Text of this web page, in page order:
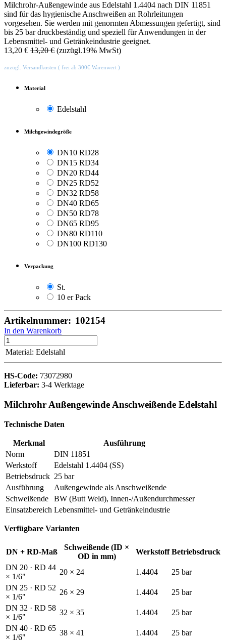
Milchrohr-Außengewinde aus Edelstahl 1.4404 nach DIN 11851
sind für das hygienische Anschweißen an Rohrleitungen
vorgesehen. Sie werden mit genormten Abmessungen gefertigt, sind
bis 25 bar druckbeständig und speziell für Anwendungen in der
Lebensmittel- und Getränkeindustrie geeignet.
13,20 € 13,20€ (zuzügl.19% MwSt)
zuzügl. Versandkosten ( frei ab 300€ Warenwert )
Material
Edelstahl
Milchgewindegröße
DN10 RD28
DN15 RD34
DN20 RD44
DN25 RD52
DN32 RD58
DN40 RD65
DN50 RD78
DN65 RD95
DN80 RD110
DN100 RD130
Verpackung
St.
10 er Pack
Artikelnummer: 102154
In den Warenkorb
Material: Edelstahl
HS-Code: 73072980
Lieferbar: 3-4 Werktage
Milchrohr Außengewinde Anschweißende Edelstahl
Technische Daten
Merkmal
Ausführung
Norm
DIN 11851
Werkstoff
Edelstahl 1.4404 (SS)
Betriebsdruck 25 bar
Ausführung
Außengewinde als Anschweißende
Schweißende
BW (Butt Weld), Innen-/Außendurchmesser
Einsatzbereich Lebensmittel- und Getränkeindustrie
Verfügbare Varianten
DN + RD-Maß
Schweißende (ID ×
OD in mm)
Werkstoff Betriebsdruck
DN 20 · RD 44
× 1/6"
20 × 24 1.4404
25 bar
DN 25 · RD 52
× 1/6"
26 × 29 1.4404
25 bar
DN 32 · RD 58
× 1/6"
32 × 35 1.4404
25 bar
DN 40 · RD 65
× 1/6"
38 × 41 1.4404
25 bar